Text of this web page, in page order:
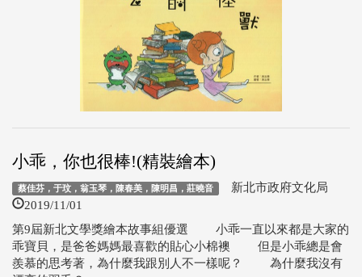
小乖，你也很棒!(精裝繪本)
蔡佳芬，于玟，翁玉琴，陳春美，陳明昌，莊曉音 新北市政府文化局
2019/11/01
第9屆新北文學獎繪本故事組優選 小乖一直以來都是大家的
乖寶貝，是爸爸媽媽最喜歡的貼心小棉襖 但是小乖總是會
羨慕的思考著，為什麼我跟別人不一樣呢？ 為什麼我沒有